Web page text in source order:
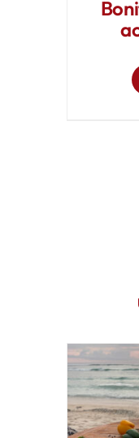
la
página
de
producto